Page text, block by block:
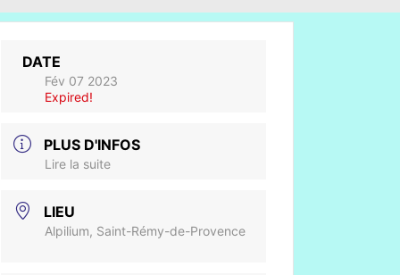
DATE
Fév 07 2023
Expired!
PLUS D'INFOS
Lire la suite
LIEU
Alpilium, Saint-Rémy-de-Provence